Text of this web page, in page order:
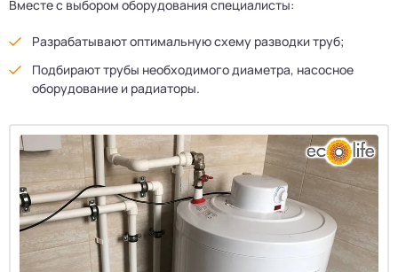
Вместе с выбором оборудования специалисты:
Разрабатывают оптимальную схему разводки труб;
Подбирают трубы необходимого диаметра, насосное
оборудование и радиаторы.